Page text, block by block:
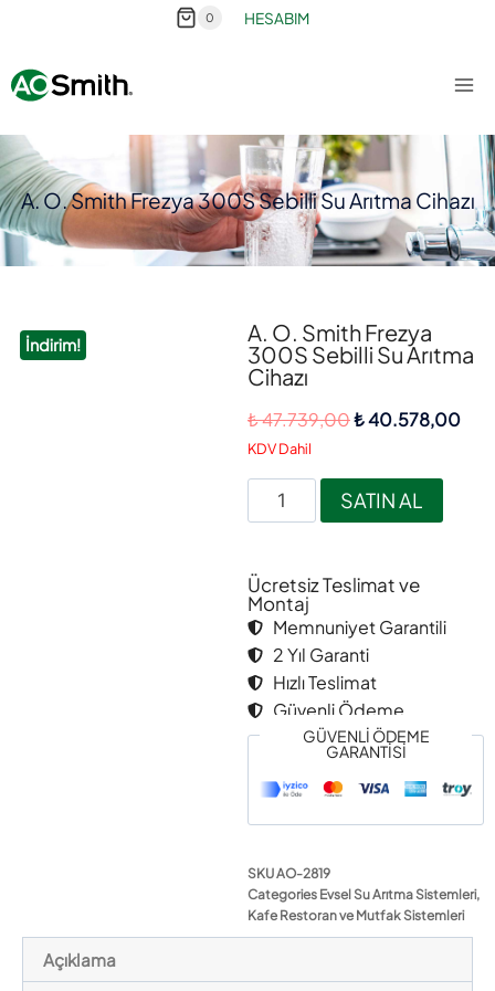
0 HESABIM
A. O. Smith Frezya 300S Sebilli Su Arıtma Cihazı
İndirim!
A. O. Smith Frezya
300S Sebilli Su Arıtma
Cihazı
₺47.739,00₺40.578,00
KDV Dahil
SATIN AL
Ücretsiz Teslimat ve
Montaj
Memnuniyet Garantili
2 Yıl Garanti
Hızlı Teslimat
Güvenli Ödeme
GÜVENLİ ÖDEME
GARANTİSİ
SKUAO-2819
Categories Evsel Su Arıtma Sistemleri,
Kafe Restoran ve Mutfak Sistemleri
Açıklama